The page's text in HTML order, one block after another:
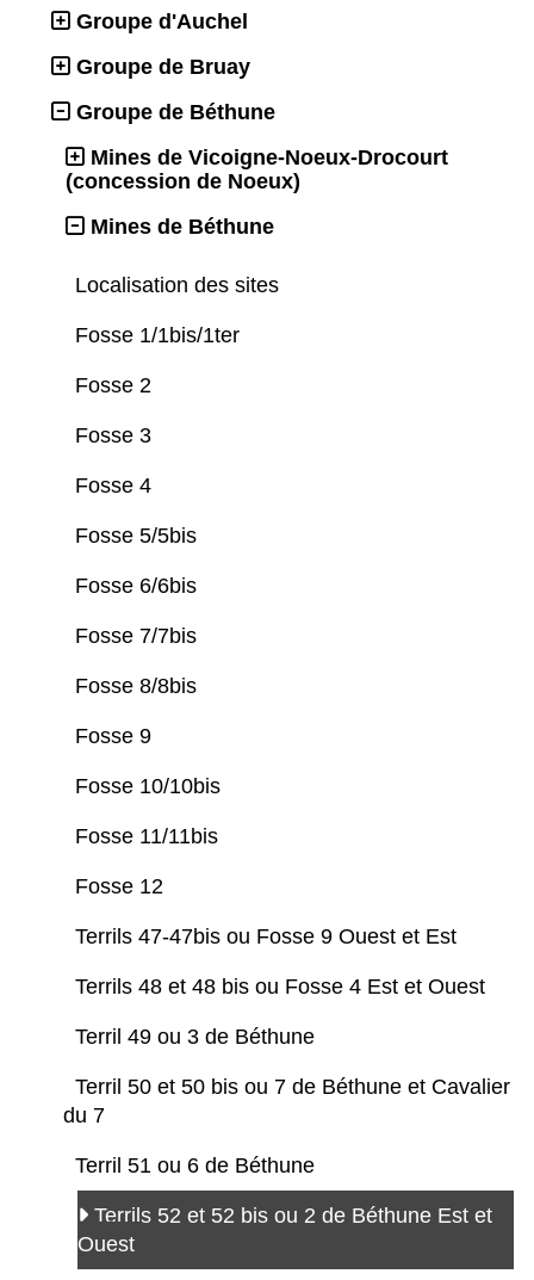
Groupe d'Auchel
Groupe de Bruay
Groupe de Béthune
Mines de Vicoigne-Noeux-Drocourt
(concession de Noeux)
Mines de Béthune
Localisation des sites
Fosse 1/1bis/1ter
Fosse 2
Fosse 3
Fosse 4
Fosse 5/5bis
Fosse 6/6bis
Fosse 7/7bis
Fosse 8/8bis
Fosse 9
Fosse 10/10bis
Fosse 11/11bis
Fosse 12
Terrils 47-47bis ou Fosse 9 Ouest et Est
Terrils 48 et 48 bis ou Fosse 4 Est et Ouest
Terril 49 ou 3 de Béthune
Terril 50 et 50 bis ou 7 de Béthune et Cavalier
du 7
Terril 51 ou 6 de Béthune
Terrils 52 et 52 bis ou 2 de Béthune Est et
Ouest